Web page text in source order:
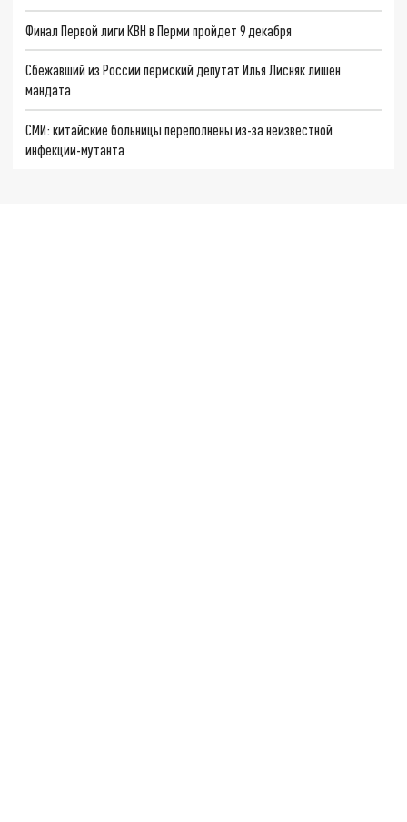
Финал Первой лиги КВН в Перми пройдет 9 декабря
Сбежавший из России пермский депутат Илья Лисняк лишен
мандата
СМИ: китайские больницы переполнены из-за неизвестной
инфекции-мутанта